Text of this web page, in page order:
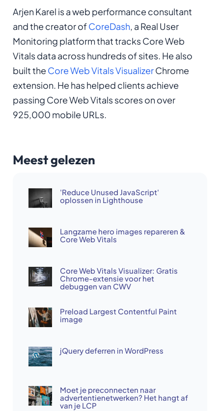
Arjen Karel is a web performance consultant
and the creator ofCoreDash, a Real User
Monitoring platform that tracks Core Web
Vitals data across hundreds of sites. He also
built the Core Web Vitals VisualizerChrome
extension. He has helped clients achieve
passing Core Web Vitals scores on over
925,000 mobile URLs.
Meest gelezen
'Reduce Unused JavaScript'
oplossen in Lighthouse
Langzame hero images repareren &
Core Web Vitals
Core Web Vitals Visualizer: Gratis
Chrome-extensie voor het
debuggen van CWV
Preload Largest Contentful Paint
image
jQuery deferren in WordPress
Moet je preconnecten naar
advertentienetwerken? Het hangt af
van je LCP